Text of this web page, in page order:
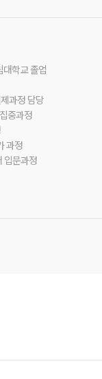
학교 졸업
과정 담당
중과정
과정
입문과정